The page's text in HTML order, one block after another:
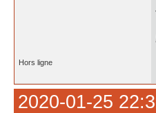
Hors ligne
2020-01-25